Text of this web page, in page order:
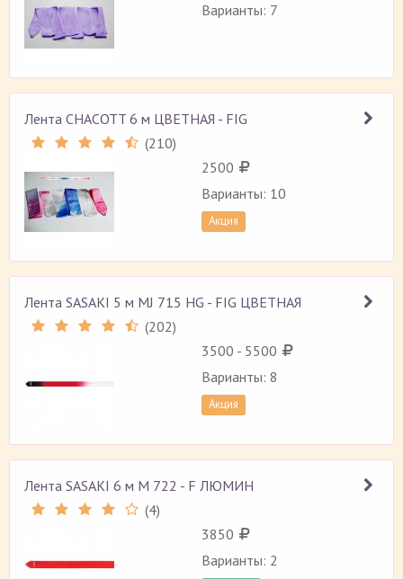
Варианты: 7
Лента CHACOTT 6 м ЦВЕТНАЯ - FIG
(210)
2500
Варианты: 10
Акция
Лента SASAKI 5 м MJ 715 HG - FIG ЦВЕТНАЯ
(202)
3500 - 5500
Варианты: 8
Акция
Лента SASAKI 6 м M 722 - F ЛЮМИН
(4)
3850
Варианты: 2